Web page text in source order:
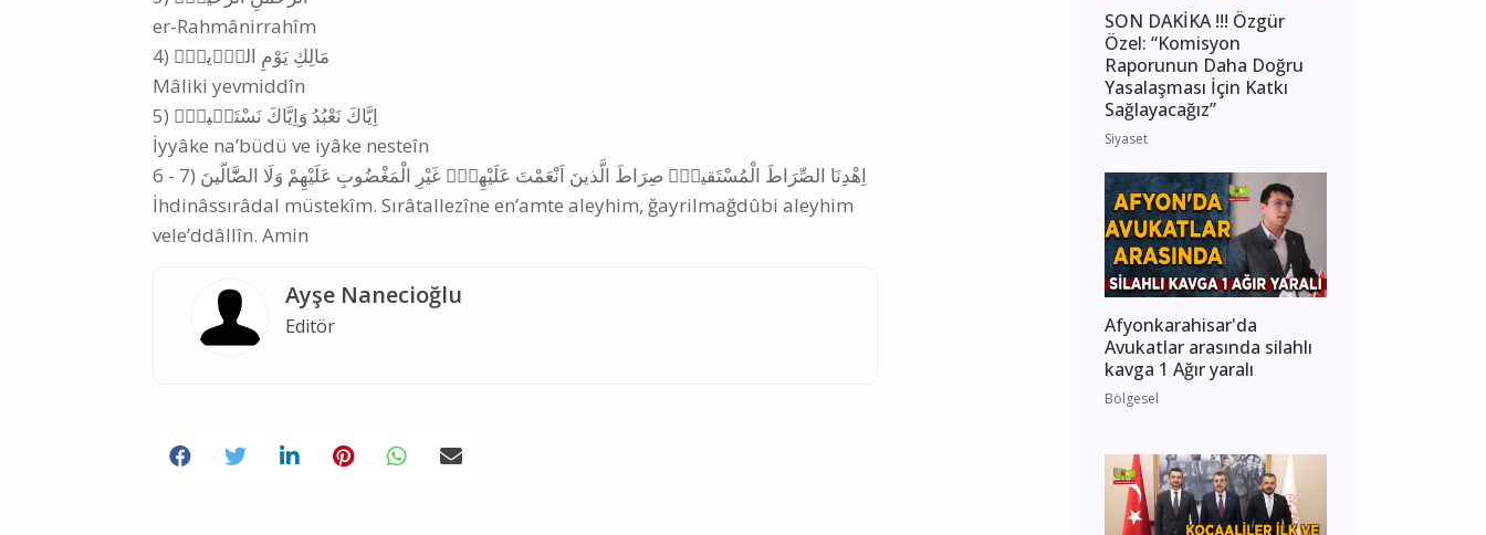
er-Rahmânirrahîm
‎4) مَالِكِ يَوْمِ الدّ۪ينِۜ
Mâliki yevmiddîn
‎5) اِيَّاكَ نَعْبُدُ وَاِيَّاكَ نَسْتَع۪ينُۜ
İyyâke na’büdü ve iyâke nesteîn
‎6 - 7) اِهْدِنَا الصِّرَاطَ الْمُسْتَقيمَۙ صِرَاطَ الَّذينَ اَنْعَمْتَ عَلَيْهِمْۙ غَيْرِ الْمَغْضُوبِ عَلَيْهِمْ وَلَا الضَّٓالّينَ
İhdinâssırâdal müstekîm. Sırâtallezîne en’amte aleyhim, ğayrilmağdûbi aleyhim
vele’ddâllîn. Amin
Ayşe Nanecioğlu
Editör
SON DAKİKA !!! Özgür
Özel: “Komisyon
Raporunun Daha Doğru
Yasalaşması İçin Katkı
Sağlayacağız”
Siyaset
Afyonkarahisar'da
Avukatlar arasında silahlı
kavga 1 Ağır yaralı
Bölgesel